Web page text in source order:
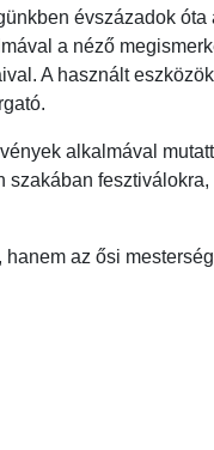
évszázadok óta
a néző
A használt
alkalmával
szakában
az ősi